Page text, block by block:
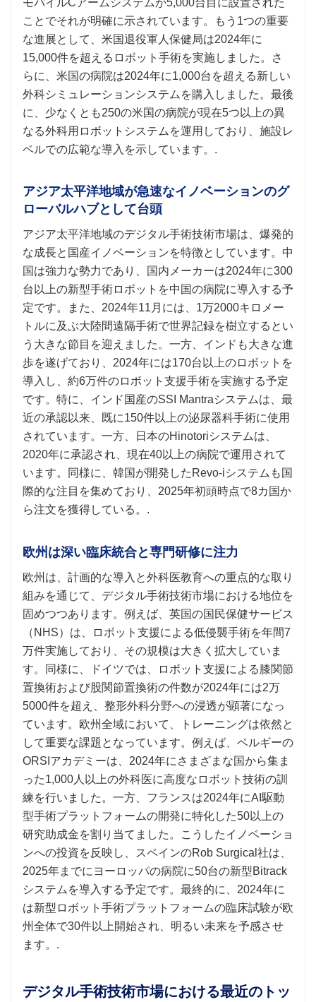
ことでそれが明確に示されています。もう1つの重要
な進展として、米国退役軍人保健局は2024年に
15,000件を超えるロボット手術を実施しました。さ
らに、米国の病院は2024年に1,000台を超える新しい
外科シミュレーションシステムを購入しました。最後
に、少なくとも250の米国の病院が現在5つ以上の異
なる外科用ロボットシステムを運用しており、施設レ
ベルでの広範な導入を示しています。.
アジア太平洋地域が急速なイノベーションのグ
ローバルハブとして台頭
アジア太平洋地域のデジタル手術技術市場は、爆発的
な成長と国産イノベーションを特徴としています。中
国は強力な勢力であり、国内メーカーは2024年に300
台以上の新型手術ロボットを中国の病院に導入する予
定です。また、2024年11月には、1万2000キロメー
トルに及ぶ大陸間遠隔手術で世界記録を樹立するとい
う大きな節目を迎えました。一方、インドも大きな進
歩を遂げており、2024年には170台以上のロボットを
導入し、約6万件のロボット支援手術を実施する予定
です。特に、インド国産のSSI Mantraシステムは、最
近の承認以来、既に150件以上の泌尿器科手術に使用
されています。一方、日本のHinotoriシステムは、
2020年に承認され、現在40以上の病院で運用されて
います。同様に、韓国が開発したRevo-iシステムも国
際的な注目を集めており、2025年初頭時点で8カ国か
ら注文を獲得している。.
欧州は深い臨床統合と専門研修に注力
欧州は、計画的な導入と外科医教育への重点的な取り
組みを通じて、デジタル手術技術市場における地位を
固めつつあります。例えば、英国の国民保健サービス
（NHS）は、ロボット支援による低侵襲手術を年間7
万件実施しており、その規模は大きく拡大していま
す。同様に、ドイツでは、ロボット支援による膝関節
置換術および股関節置換術の件数が2024年には2万
5000件を超え、整形外科分野への浸透が顕著になっ
ています。欧州全域において、トレーニングは依然と
して重要な課題となっています。例えば、ベルギーの
ORSIアカデミーは、2024年にさまざまな国から集ま
った1,000人以上の外科医に高度なロボット技術の訓
練を行いました。一方、フランスは2024年にAI駆動
型手術プラットフォームの開発に特化した50以上の
研究助成金を割り当てました。こうしたイノベーショ
ンへの投資を反映し、スペインのRob Surgical社は、
2025年までにヨーロッパの病院に50台の新型Bitrack
システムを導入する予定です。最終的に、2024年に
は新型ロボット手術プラットフォームの臨床試験が欧
州全体で30件以上開始され、明るい未来を予感させ
ます。.
デジタル手術技術市場における最近のトッ